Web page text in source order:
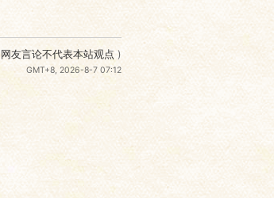
网友言论不代表本站观点 )
GMT+8, 2026-8-7 07:12